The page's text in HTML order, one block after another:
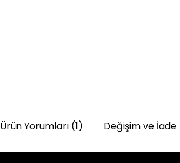
Ürün Yorumları (1) Değişim ve İade